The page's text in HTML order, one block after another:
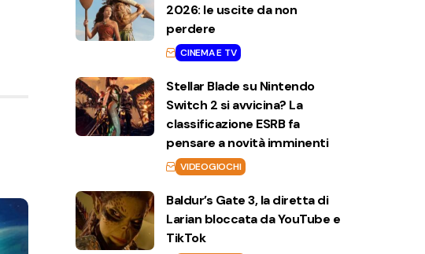
2026: le uscite da non
perdere
CINEMA E TV
Stellar Blade su Nintendo
Switch 2 si avvicina? La
classificazione ESRB fa
pensare a novità imminenti
VIDEOGIOCHI
Baldur’s Gate 3, la diretta di
Larian bloccata da YouTube e
TikTok